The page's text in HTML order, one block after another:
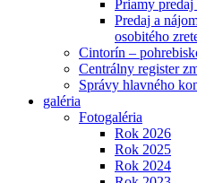
Priamy predaj
Predaj a
osobitého
Cintorín –
Centrálny register
Správy hlavného
galéria
Fotogaléria
Rok 2026
Rok 2025
Rok 2024